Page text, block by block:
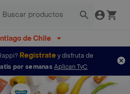
de Chile
Regístratey disfruta de
por semanas Aplican TyC